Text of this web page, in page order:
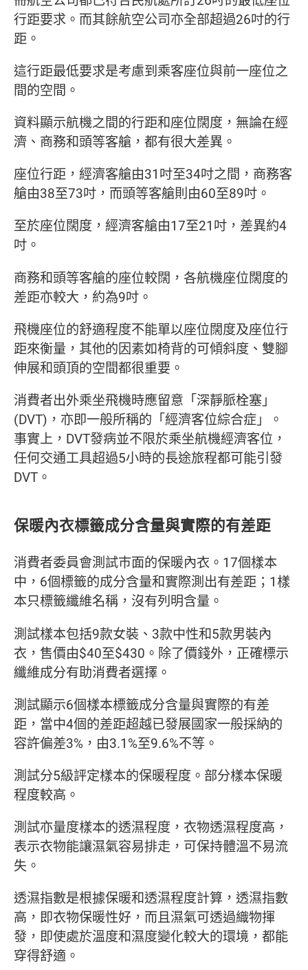
行距要求。而其餘航空公司亦全部超過26吋的行
距。
這行距最低要求是考慮到乘客座位與前一座位之
間的空間。
資料顯示航機之間的行距和座位闊度，無論在經
濟、商務和頭等客艙，都有很大差異。
座位行距，經濟客艙由31吋至34吋之間，商務客
艙由38至73吋，而頭等客艙則由60至89吋。
至於座位闊度，經濟客艙由17至21吋，差異約4
吋。
商務和頭等客艙的座位較闊，各航機座位闊度的
差距亦較大，約為9吋。
飛機座位的舒適程度不能單以座位闊度及座位行
距來衡量，其他的因素如椅背的可傾斜度、雙腳
伸展和頭頂的空間都很重要。
消費者出外乘坐飛機時應留意「深靜脈栓塞」
(DVT)，亦即一般所稱的「經濟客位綜合症」。
事實上，DVT發病並不限於乘坐航機經濟客位，
任何交通工具超過5小時的長途旅程都可能引發
DVT。
保暖內衣標籤成分含量與實際的有差距
消費者委員會測試巿面的保暖內衣。17個樣本
中，6個標籤的成分含量和實際測出有差距；1樣
本只標籤纖維名稱，沒有列明含量。
測試樣本包括9款女裝、3款中性和5款男裝內
衣，售價由$40至$430。除了價錢外，正確標示
纖維成分有助消費者選擇。
測試顯示6個樣本標籤成分含量與實際的有差
距，當中4個的差距超越已發展國家一般採納的
容許偏差3%，由3.1%至9.6%不等。
測試分5級評定樣本的保暖程度。部分樣本保暖
程度較高。
測試亦量度樣本的透濕程度，衣物透濕程度高，
表示衣物能讓濕氣容易排走，可保持體溫不易流
失。
透濕指數是根據保暖和透濕程度計算，透濕指數
高，即衣物保暖性好，而且濕氣可透過織物揮
發，即使處於溫度和濕度變化較大的環境，都能
穿得舒適。